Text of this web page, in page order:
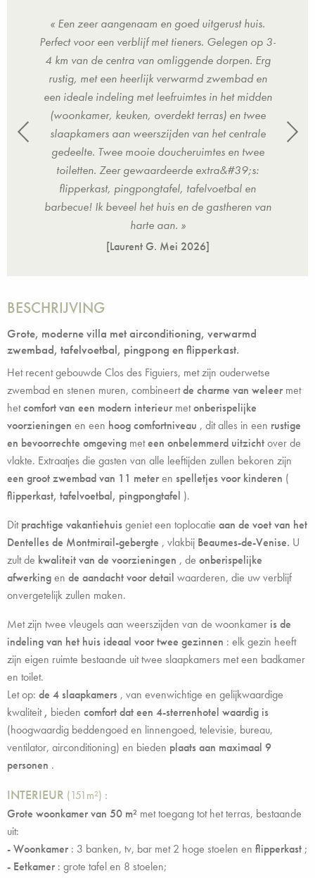
« Een zeer aangenaam en goed uitgerust huis.
Perfect voor een verblijf met tieners. Gelegen op 3-
4 km van de centra van omliggende dorpen. Erg
rustig, met een heerlijk verwarmd zwembad en
een ideale indeling met leefruimtes in het midden
(woonkamer, keuken, overdekt terras) en twee
slaapkamers aan weerszijden van het centrale
gedeelte. Twee mooie doucheruimtes en twee
toiletten. Zeer gewaardeerde extra&#39;s:
flipperkast, pingpongtafel, tafelvoetbal en
barbecue! Ik beveel het huis en de gastheren van
harte aan. »
[Laurent G. Mei 2026]
BESCHRIJVING
Grote, moderne villa met airconditioning, verwarmd
zwembad, tafelvoetbal, pingpong en flipperkast.
Het recent gebouwde Clos des Figuiers, met zijn ouderwetse
zwembad en stenen muren, combineertde charme van weleermet
hetcomfort van een modern interieurmetonberispelijke
voorzieningen en een hoog comfortniveau , dit alles in een rustige
en bevoorrechte omgeving meteen onbelemmerd uitzichtover de
vlakte. Extraatjes die gasten van alle leeftijden zullen bekoren zijn
een groot zwembad van 11 meteren spelletjes voor kinderen (
flipperkast, tafelvoetbal, pingpongtafel ).
Ditprachtige vakantiehuisgeniet een toplocatie aan de voet van het
Dentelles de Montmirail-gebergte , vlakbij Beaumes-de-Venise. U
zult de kwaliteit van de voorzieningen , de onberispelijke
afwerkingen de aandacht voor detail waarderen, die uw verblijf
onvergetelijk zullen maken.
Met zijn twee vleugels aan weerszijden van de woonkamer is de
indeling van het huis ideaal voor twee gezinnen : elk gezin heeft
zijn eigen ruimte bestaande uit twee slaapkamers met een badkamer
en toilet.
Let op: de 4 slaapkamers , van evenwichtige en gelijkwaardige
kwaliteit, bieden comfort dat een 4-sterrenhotel waardig is
(hoogwaardig beddengoed en linnengoed, televisie, bureau,
ventilator, airconditioning) en bieden plaats aan maximaal 9
personen .
INTERIEUR (151m²) :
Grote woonkamer van 50 m² met toegang tot het terras, bestaande
uit:
- Woonkamer: 3 banken, tv, bar met 2 hoge stoelen en flipperkast ;
- Eetkamer: grote tafel en 8 stoelen;